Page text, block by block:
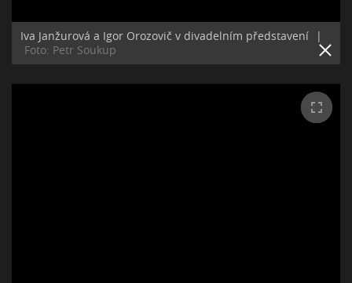
Iva Janžurová a Igor Orozovič v divadelním představení
|
Foto: Petr Soukup